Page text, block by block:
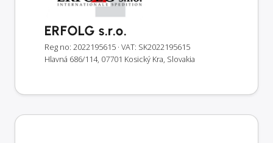
ERFOLG s.r.o.
Reg no: 2022195615 · VAT: SK2022195615
Hlavná 686/114, 07701 Kosický Kra, Slovakia